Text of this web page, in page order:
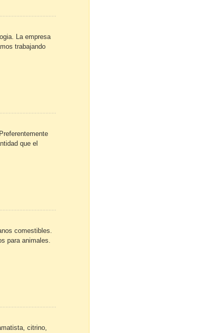
La empresa
trabajando
que el
comestibles.
para animales.
citrino,